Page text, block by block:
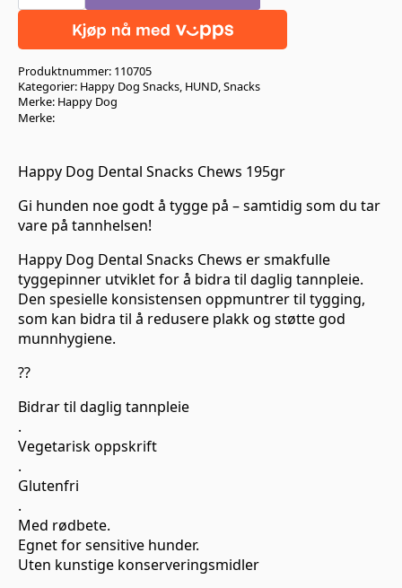
Snacks
195g
Produktnummer: 110705
Kategorier: Happy Dog Snacks, HUND,Snacks
Merke: Happy Dog
Merke:
Happy Dog Dental Snacks Chews 195gr
Gi hunden noe godt å tygge på – samtidig som du tar
vare på tannhelsen!
Happy Dog Dental Snacks Chews er smakfulle
tyggepinner utviklet for å bidra til daglig tannpleie.
Den spesielle konsistensen oppmuntrer til tygging,
som kan bidra til å redusere plakk og støtte god
munnhygiene.
??
Bidrar til daglig tannpleie
.
Vegetarisk oppskrift
.
Glutenfri
.
Med rødbete.
Egnet for sensitive hunder.
Uten kunstige konserveringsmidler